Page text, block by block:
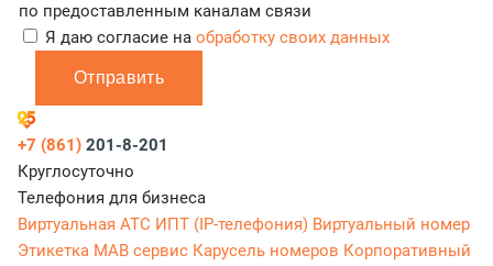
по предоставленным каналам связи
Я даю согласие на обработку своих данных
Отправить
+7 (861) 201-8-201
Круглосуточно
Телефония для бизнеса
Виртуальная АТС ИПТ (IP-телефония) Виртуальный номер
Этикетка МАВ сервис Карусель номеров Корпоративный